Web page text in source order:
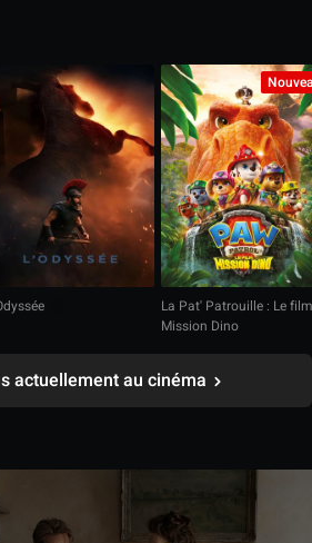
La Pat' Patrouille : Le film
Mission Dino
actuellement au cinéma